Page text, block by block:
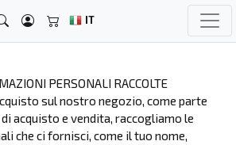
IT
PERSONALI RACCOLTE
sul nostro negozio, come parte
acquisto e vendita, raccogliamo le
che ci fornisci, come il tuo nome,